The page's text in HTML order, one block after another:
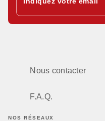
Nous contacter
F.A.Q.
NOS RÉSEAUX